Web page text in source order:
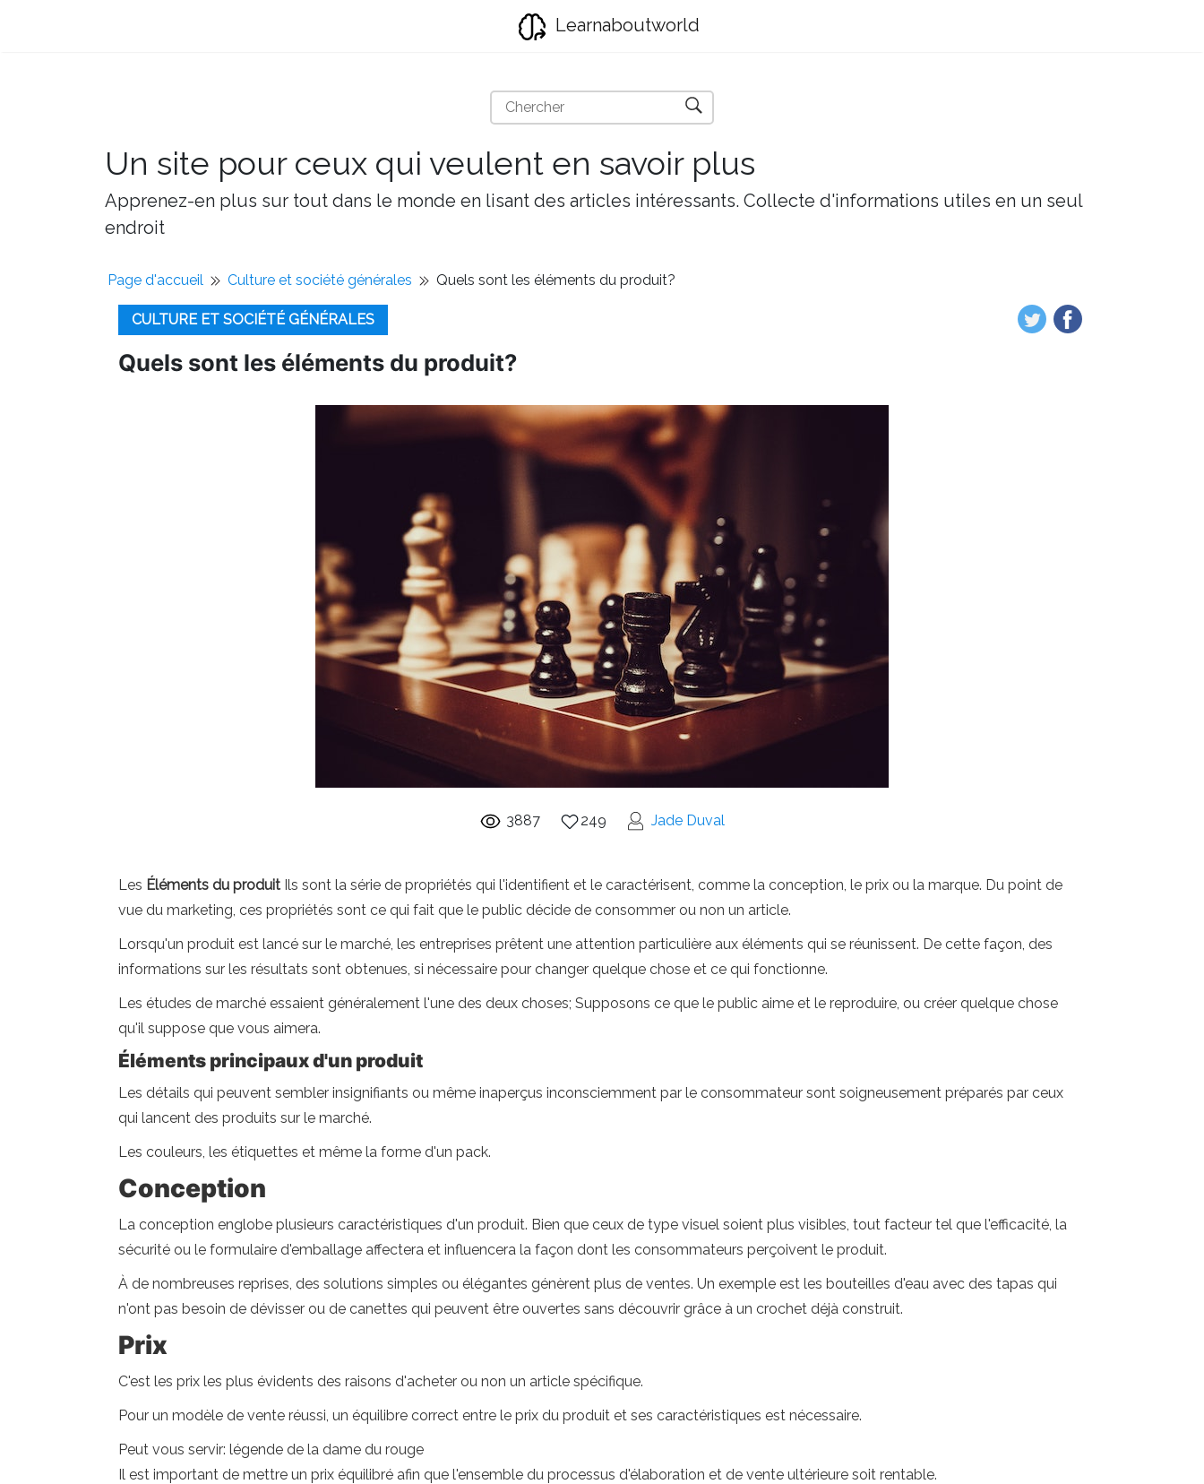
Learnaboutworld
Un site pour ceux qui veulent en savoir plus
Apprenez-en plus sur tout dans le monde en lisant des articles intéressants. Collecte d'informations utiles en un seul
endroit
Page d'accueil Culture et société générales Quels sont les éléments du produit?
CULTURE ET SOCIÉTÉ GÉNÉRALES
Quels sont les éléments du produit?
3887 249 Jade Duval
Les Éléments du produit Ils sont la série de propriétés qui l'identifient et le caractérisent, comme la conception, le prix ou la marque. Du point de
vue du marketing, ces propriétés sont ce qui fait que le public décide de consommer ou non un article.
Lorsqu'un produit est lancé sur le marché, les entreprises prêtent une attention particulière aux éléments qui se réunissent. De cette façon, des
informations sur les résultats sont obtenues, si nécessaire pour changer quelque chose et ce qui fonctionne.
Les études de marché essaient généralement l'une des deux choses; Supposons ce que le public aime et le reproduire, ou créer quelque chose
qu'il suppose que vous aimera.
Éléments principaux d'un produit
Les détails qui peuvent sembler insignifiants ou même inaperçus inconsciemment par le consommateur sont soigneusement préparés par ceux
qui lancent des produits sur le marché.
Les couleurs, les étiquettes et même la forme d'un pack.
Conception
La conception englobe plusieurs caractéristiques d'un produit. Bien que ceux de type visuel soient plus visibles, tout facteur tel que l'efficacité, la
sécurité ou le formulaire d'emballage affectera et influencera la façon dont les consommateurs perçoivent le produit.
À de nombreuses reprises, des solutions simples ou élégantes génèrent plus de ventes. Un exemple est les bouteilles d'eau avec des tapas qui
n'ont pas besoin de dévisser ou de canettes qui peuvent être ouvertes sans découvrir grâce à un crochet déjà construit.
Prix
C'est les prix les plus évidents des raisons d'acheter ou non un article spécifique.
Pour un modèle de vente réussi, un équilibre correct entre le prix du produit et ses caractéristiques est nécessaire.
Peut vous servir: légende de la dame du rouge
Il est important de mettre un prix équilibré afin que l'ensemble du processus d'élaboration et de vente ultérieure soit rentable.